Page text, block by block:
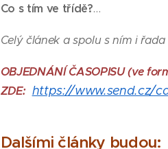
Co s tím ve třídě?…
Celý článek a spolu s ním i
OBJEDNÁNÍ ČASOPISU (ve
ZDE: https://www.send.cz/
Dalšími články budou: